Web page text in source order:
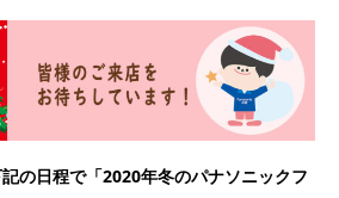
の日程で「2020年冬のパナソニックフ